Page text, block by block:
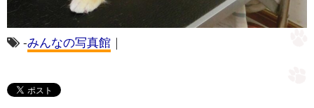
-みんなの写真館 ｜